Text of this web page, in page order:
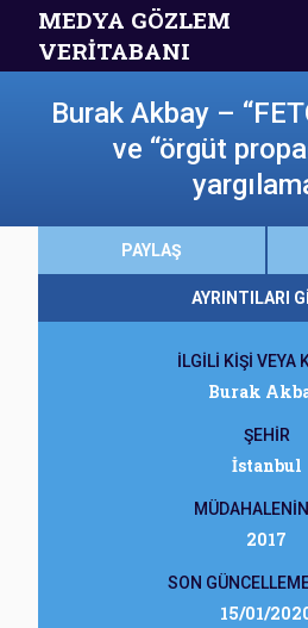
MEDYA GÖZLEM
VERİTABANI
Burak Akbay –
ve “örgüt
PAYLAŞ
AYRINTILARI
İLGİLİ KİŞİ VEYA
Burak
ŞEHİR
İstanbul
2017
SON
15/01/